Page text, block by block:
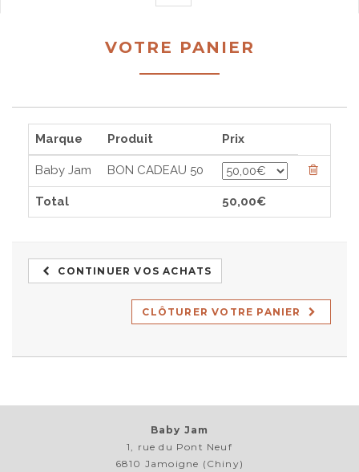
VOTRE PANIER
Marque Produit Prix
Baby Jam BON CADEAU 50
Total 50,00€
CONTINUER VOS ACHATS
CLÔTURER VOTRE PANIER
Baby Jam
1, rue du Pont Neuf
6810 Jamoigne (Chiny)